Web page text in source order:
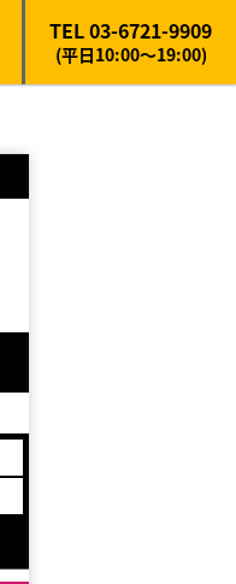
TEL 03-6721-9909
(平日10:00～19:00)